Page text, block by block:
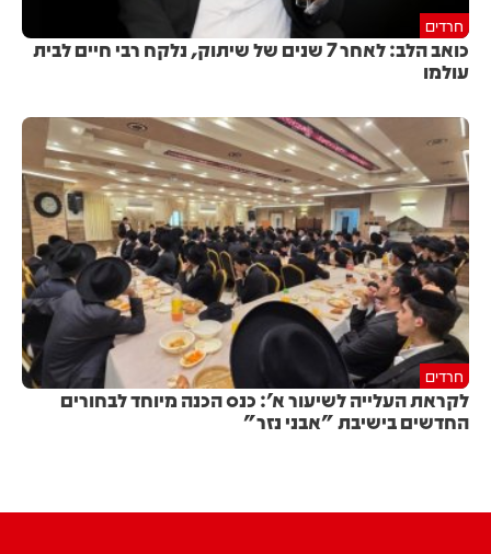
חרדים
כואב הלב: לאחר 7 שנים של שיתוק, נלקח רבי חיים לבית
עולמו
חרדים
לקראת העלייה לשיעור א': כנס הכנה מיוחד לבחורים
החדשים בישיבת "אבני נזר"